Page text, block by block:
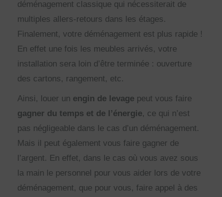
déménagement classique qui nécessiterait de
multiples allers-retours dans les étages.
Finalement, votre déménagement est plus rapide !
En effet une fois les meubles arrivés, votre
installation sera loin d’être terminée : ouverture
des cartons, rangement, etc.
Ainsi, louer un engin de levage peut vous faire
gagner du temps et de l’énergie, ce qui n’est
pas négligeable dans le cas d’un déménagement.
Mais il peut également vous faire gagner de
l’argent. En effet, dans le cas où vous avez sous
la main le personnel pour vous aider lors de votre
déménagement, que pour vous, faire appel à des